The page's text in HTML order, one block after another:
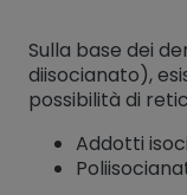
Sulla base dei
diisocianato),
possibilità di
Addotti